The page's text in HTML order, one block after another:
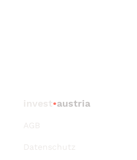
invest•austria
AGB
Datenschutz